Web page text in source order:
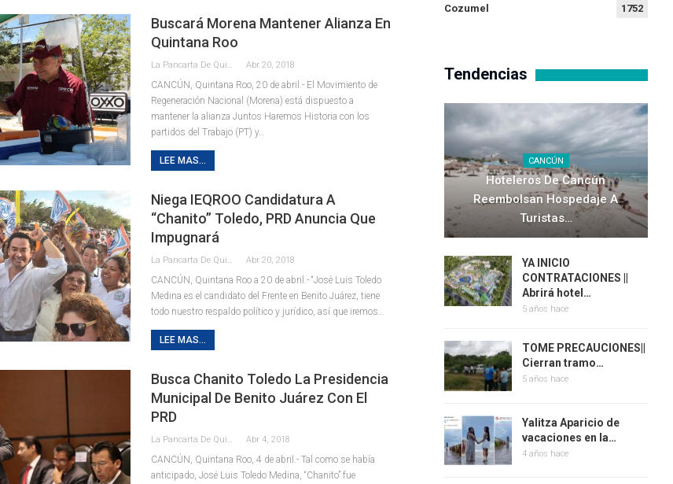
Buscará Morena Mantener Alianza En
Quintana Roo
Abr 20, 2018
CANCÚN, Quintana Roo, 20 de abril.- El Movimiento de
Regeneración Nacional (Morena) está dispuesto a
mantener la alianza Juntos Haremos Historia con los
partidos del Trabajo (PT) y…
LEE MAS...
Niega IEQROO Candidatura A
“Chanito” Toledo, PRD Anuncia Que
Impugnará
Abr 20, 2018
CANCÚN, Quintana Roo a 20 de abril.- “José Luis Toledo
Medina es el candidato del Frente en Benito Juárez, tiene
todo nuestro respaldo político y jurídico, así que iremos…
LEE MAS...
Busca Chanito Toledo La Presidencia
Municipal De Benito Juárez Con El
PRD
Abr 4, 2018
CANCÚN, Quintana Roo, 4 de abril.- Tal como se había
anticipado, José Luis Toledo Medina, “Chanito” fue
Cozumel 1752
Tendencias
CANCÚN
Hoteleros De Cancún
Reembolsan Hospedaje A
Turistas…
YA INICIO
CONTRATACIONES ||
Abrirá hotel…
5 años hace
TOME PRECAUCIONES||
Cierran tramo…
5 años hace
Yalitza Aparicio de
vacaciones en la…
4 años hace